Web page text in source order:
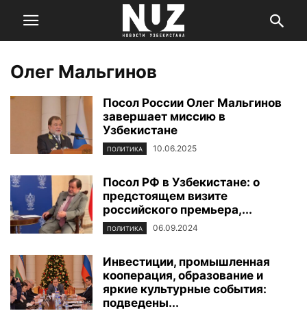
Олег Мальгинов
Посол России Олег Мальгинов
завершает миссию в
Узбекистане
ПОЛИТИКА 10.06.2025
Посол РФ в Узбекистане: о
предстоящем визите
российского премьера,...
ПОЛИТИКА 06.09.2024
Инвестиции, промышленная
кооперация, образование и
яркие культурные события:
подведены...